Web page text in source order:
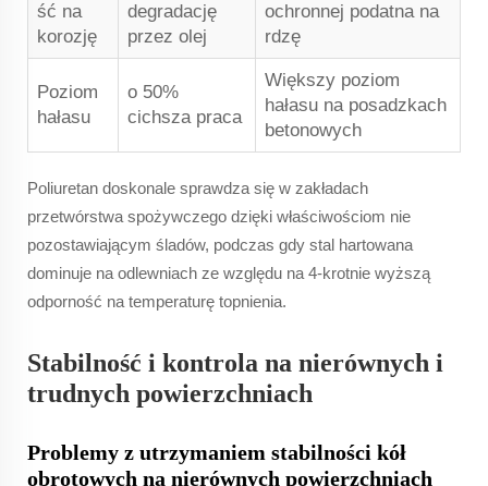
ść na
korozję
degradację
przez olej
ochronnej podatna na
rdzę
Poziom
hałasu
o 50%
cichsza praca
Większy poziom
hałasu na posadzkach
betonowych
Poliuretan doskonale sprawdza się w zakładach
przetwórstwa spożywczego dzięki właściwościom nie
pozostawiającym śladów, podczas gdy stal hartowana
dominuje na odlewniach ze względu na 4-krotnie wyższą
odporność na temperaturę topnienia.
Stabilność i kontrola na nierównych i
trudnych powierzchniach
Problemy z utrzymaniem stabilności kół
obrotowych na nierównych powierzchniach